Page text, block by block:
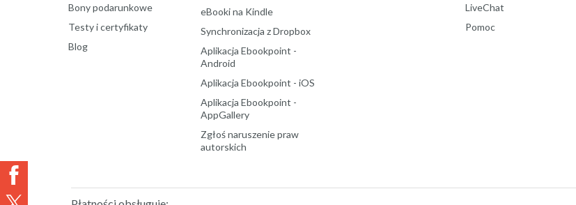
Bony podarunkowe
Testy i certyfikaty
Blog
eBooki na Kindle
Synchronizacja z Dropbox
Aplikacja Ebookpoint -
Android
Aplikacja Ebookpoint - iOS
Aplikacja Ebookpoint -
AppGallery
Zgłoś naruszenie praw
autorskich
LiveChat
Pomoc